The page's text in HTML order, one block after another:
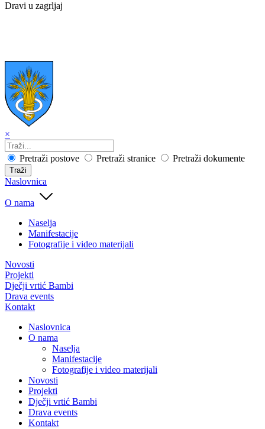
Dravi u zagrljaj
×
Pretraži postove Pretraži stranice Pretraži dokumente
Traži
Naslovnica
O nama
Naselja
Manifestacije
Fotografije i video materijali
Novosti
Projekti
Dječji vrtić Bambi
Drava events
Kontakt
Naslovnica
O nama
Naselja
Manifestacije
Fotografije i video materijali
Novosti
Projekti
Dječji vrtić Bambi
Drava events
Kontakt